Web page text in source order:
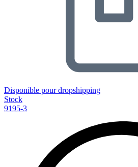
Disponible pour dropshipping
Stock
9195-3